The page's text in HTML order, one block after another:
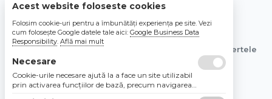
© 2026 Bebe Nou Online Store SRL
Toate preturile sunt exprimate in lei si includ tva. Ofertele
sunt valabile in limita stocului disponibil.
Acest website foloseste cookies
Folosim cookie-uri pentru a îmbunătăți experiența pe site. Vezi
cum folosește Google datele tale aici: Google Business Data
Responsibility. Află mai mult
Necesare
Cookie-urile necesare ajută la a face un site utilizabil
prin activarea funcţiilor de bază, precum navigarea